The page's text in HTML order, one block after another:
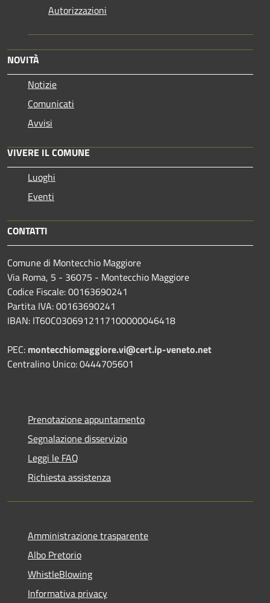
Autorizzazioni
NOVITÀ
Notizie
Comunicati
Avvisi
VIVERE IL COMUNE
Luoghi
Eventi
CONTATTI
Comune di Montecchio Maggiore
Via Roma, 5 - 36075 - Montecchio Maggiore
Codice Fiscale: 00163690241
Partita IVA: 00163690241
IBAN: IT60C0306912117100000046418
PEC: montecchiomaggiore.vi@cert.ip-veneto.net
Centralino Unico: 0444705601
Prenotazione appuntamento
Segnalazione disservizio
Leggi le FAQ
Richiesta assistenza
Amministrazione trasparente
Albo Pretorio
WhistleBlowing
Informativa privacy